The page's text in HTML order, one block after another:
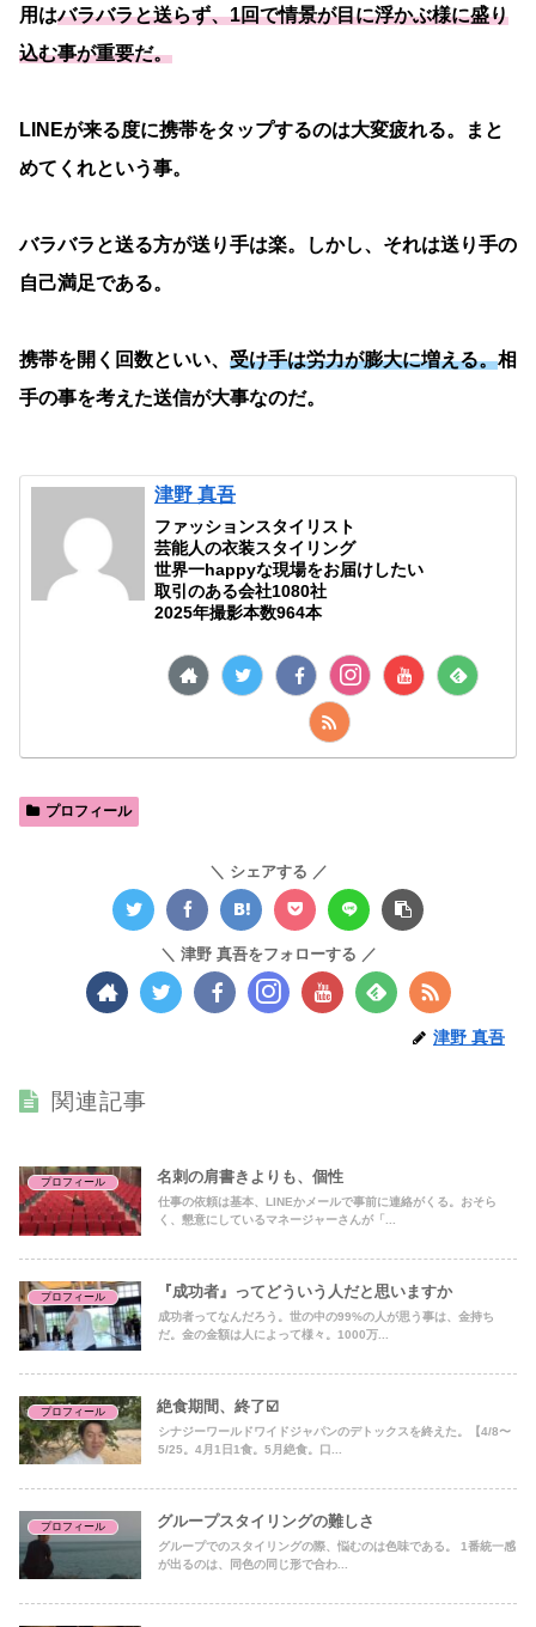
用はバラバラと送らず、1回で情景が目に浮かぶ様に盛り
込む事が重要だ。
LINEが来る度に携帯をタップするのは大変疲れる。まと
めてくれという事。
バラバラと送る方が送り手は楽。しかし、それは送り手の
自己満足である。
携帯を開く回数といい、 受け手は労力が膨大に増える。相
手の事を考えた送信が大事なのだ。
津野 真吾
ファッションスタイリスト
芸能人の衣装スタイリング
世界一happyな現場をお届けしたい
取引のある会社1080社
2025年撮影本数964本
プロフィール
シェアする
津野 真吾をフォローする
津野 真吾
関連記事
プロフィール 名刺の肩書きよりも、個性
仕事の依頼は基本、LINEかメールで事前に連絡がくる。おそら
く、懇意にしているマネージャーさんが「...
プロフィール 『成功者』ってどういう人だと思いますか
成功者ってなんだろう。世の中の99%の人が思う事は、金持ち
だ。金の金額は人によって様々。1000万...
プロフィール 絶食期間、終了☑️
シナジーワールドワイドジャパンのデトックスを終えた。【4/8〜
5/25。4月1日1食。5月絶食。口...
プロフィール グループスタイリングの難しさ
グループでのスタイリングの際、悩むのは色味である。 1番統一感
が出るのは、同色の同じ形で合わ...